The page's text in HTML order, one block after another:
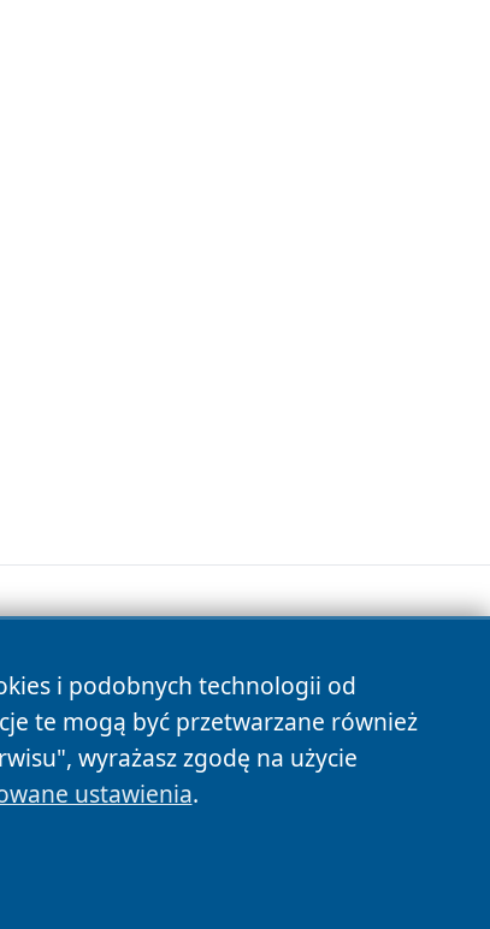
i podobnych technologii od
te mogą być przetwarzane również
wyrażasz zgodę na użycie
ustawienia.